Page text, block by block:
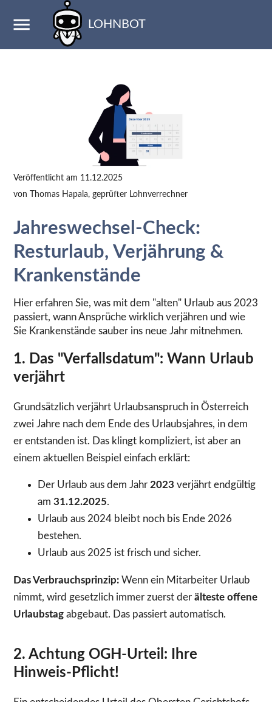
LOHNBOT
Veröffentlicht am 11.12.2025
von
Thomas Hapala, geprüfter Lohnverrechner
Jahreswechsel-Check:
Resturlaub, Verjährung &
Krankenstände
Hier erfahren Sie, was mit dem "alten" Urlaub aus 2023
passiert, wann Ansprüche wirklich verjähren und wie
Sie Krankenstände sauber ins neue Jahr mitnehmen.
1. Das "Verfallsdatum": Wann Urlaub
verjährt
Grundsätzlich verjährt Urlaubsanspruch in Österreich
zwei Jahre nach dem Ende des Urlaubsjahres, in dem
er entstanden ist. Das klingt kompliziert, ist aber an
einem aktuellen Beispiel einfach erklärt:
Der Urlaub aus dem Jahr 2023 verjährt endgültig
am 31.12.2025.
Urlaub aus 2024 bleibt noch bis Ende 2026
bestehen.
Urlaub aus 2025 ist frisch und sicher.
Das Verbrauchsprinzip: Wenn ein Mitarbeiter Urlaub
nimmt, wird gesetzlich immer zuerst der älteste offene
Urlaubstag abgebaut. Das passiert automatisch.
2. Achtung OGH-Urteil: Ihre
Hinweis-Pflicht!